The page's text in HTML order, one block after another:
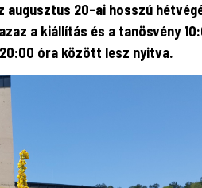
augusztus 20-ai hosszú
a kiállítás és a tanösvény
óra között lesz nyitva.